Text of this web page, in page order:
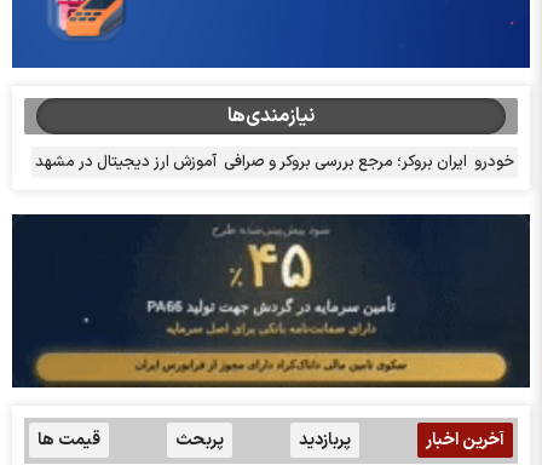
نیازمندی‌ها
خودرو ایران بروکر؛ مرجع بررسی بروکر و صرافی آموزش ارز دیجیتال در مشهد
آخرین اخبار پربازدید پربحث قیمت ها